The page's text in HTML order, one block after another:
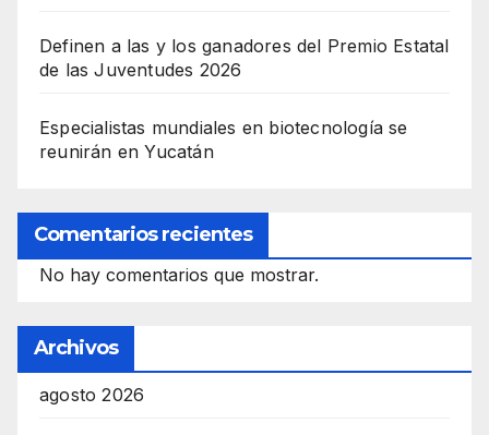
Definen a las y los ganadores del Premio Estatal
de las Juventudes 2026
Especialistas mundiales en biotecnología se
reunirán en Yucatán
Comentarios recientes
No hay comentarios que mostrar.
Archivos
agosto 2026